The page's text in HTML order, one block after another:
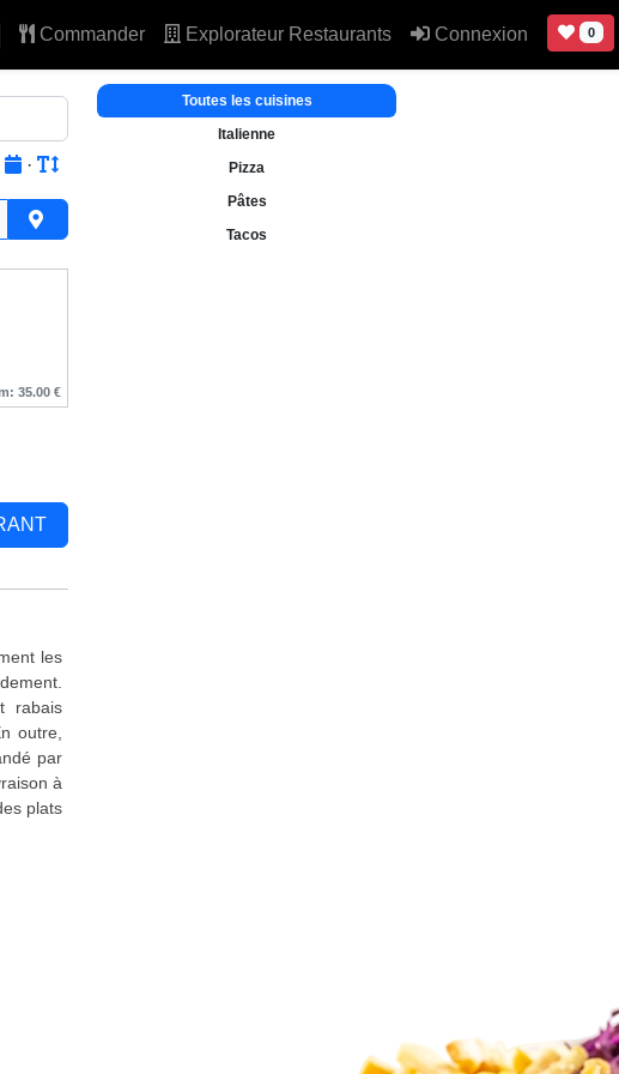
Commander Explorateur Restaurants Connexion 0
·
35.00 €
Toutes les cuisines
Italienne
Pizza
Pâtes
Tacos
les
rabais
outre,
par
à
plats